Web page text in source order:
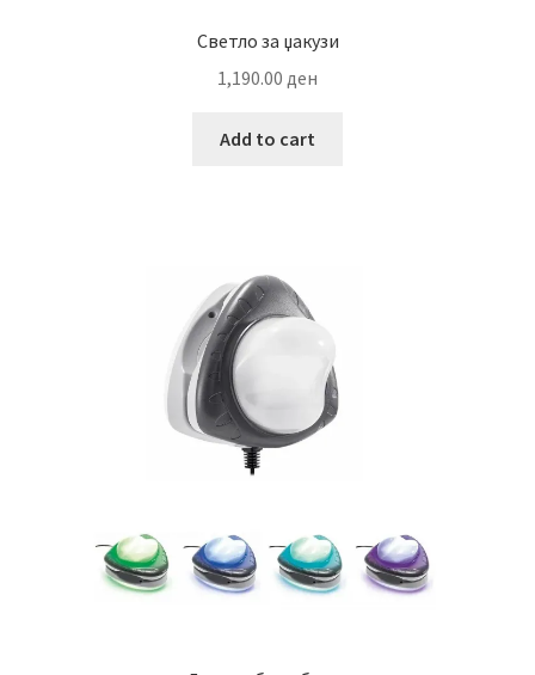
Светло за џакузи
1,190.00 ден
Add to cart